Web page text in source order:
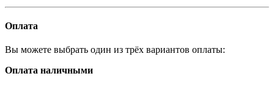
Оплата
Вы можете выбрать один из трёх вариантов оплаты:
Оплата наличными